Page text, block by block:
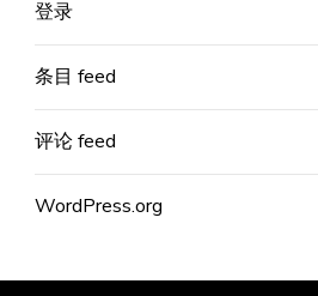
登录
条目 feed
评论 feed
WordPress.org